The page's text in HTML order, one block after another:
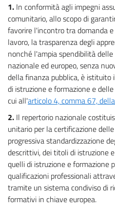
11
1. In conformità agli impegni
comunitario, allo scopo di
favorire l'incontro tra domanda
lavoro, la trasparenza degli
nonché l'ampia spendibilità
nazionale ed europeo, senza
della finanza pubblica, è
di istruzione e formazione e
cui all'articolo 4, comma 67,
2. Il repertorio nazionale
unitario per la certificazione
progressiva standardizzazione
descrittivi, dei titoli di istruzione
quelli di istruzione e formazione
qualificazioni professionali
tramite un sistema condiviso di
formativi in chiave europea.